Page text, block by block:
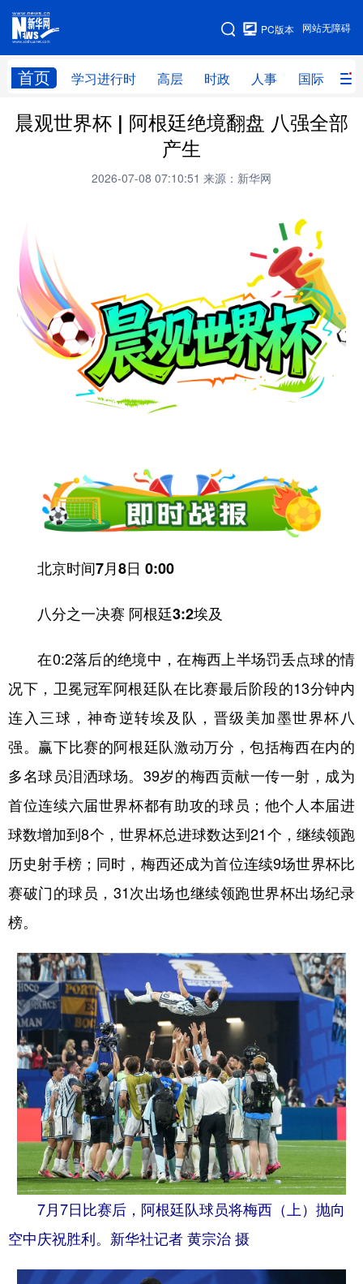
网站无障碍
PC版本
首页 学习进行时 高层 时政 人事 国际 财
网站地图
学习进行时 高层 时政 人事
体育
文化 军事
访谈 视频 政务
法律 中央文件 金融 汽车
食品 人居 信息化 数字经济
溯源中国
公益 一带一路 亚太网 上市公司
文化产业
辽宁 吉林 上海 江苏
浙江 安徽 福建 江西
四川 贵州 云南 西藏
陕西 甘肃 青海 宁夏
新疆 内蒙古 黑龙江
多语种频道
English Français عربى
Русский язык 日本語 한국어
Deutsch Português
晨观世界杯 | 阿根廷绝境翻盘 八强全部
产生
2026-07-08 07:10:51 来源：新华网
北京时间7月8日 0:00
八分之一决赛 阿根廷3:2埃及
在0:2落后的绝境中，在梅西上半场罚丢点球的情
况下，卫冕冠军阿根廷队在比赛最后阶段的13分钟内
连入三球，神奇逆转埃及队，晋级美加墨世界杯八
强。赢下比赛的阿根廷队激动万分，包括梅西在内的
多名球员泪洒球场。39岁的梅西贡献一传一射，成为
首位连续六届世界杯都有助攻的球员；他个人本届进
球数增加到8个，世界杯总进球数达到21个，继续领跑
历史射手榜；同时，梅西还成为首位连续9场世界杯比
赛破门的球员，31次出场也继续领跑世界杯出场纪录
榜。
7月7日比赛后，阿根廷队球员将梅西（上）抛向
空中庆祝胜利。新华社记者 黄宗治 摄